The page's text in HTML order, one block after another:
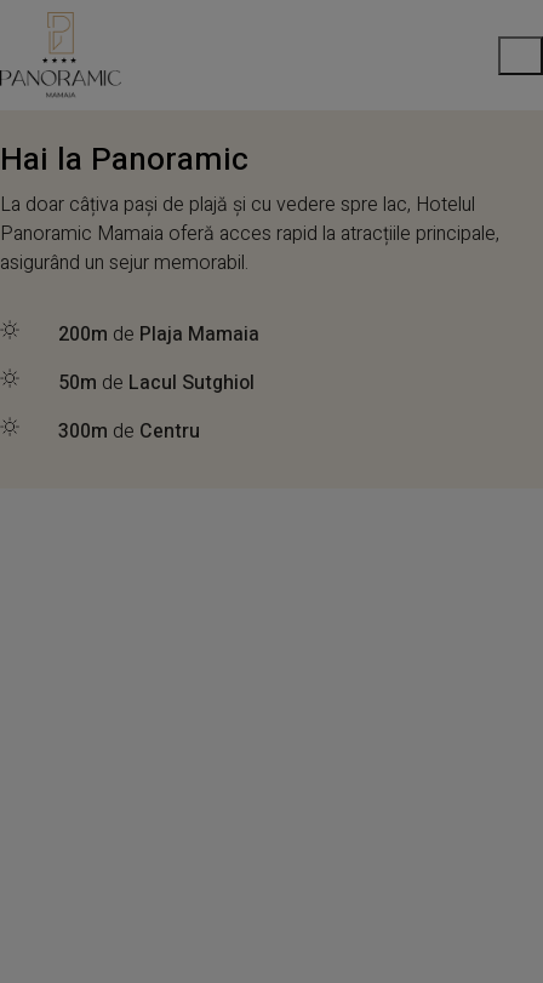
Hai la Panoramic
La doar câțiva pași de plajă și cu vedere spre lac, Hotelul
Panoramic Mamaia oferă acces rapid la atracțiile principale,
asigurând un sejur memorabil.
200m de Plaja Mamaia
50m de Lacul Sutghiol
300m de Centru